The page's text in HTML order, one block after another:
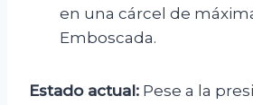
en una cárcel de
Emboscada.
Estado actual: Pese a la